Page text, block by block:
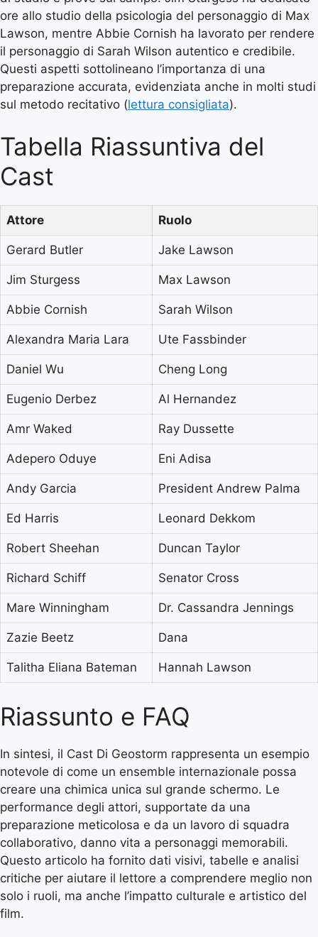
ore allo studio della psicologia del personaggio di Max
Lawson, mentre Abbie Cornish ha lavorato per rendere
il personaggio di Sarah Wilson autentico e credibile.
Questi aspetti sottolineano l’importanza di una
preparazione accurata, evidenziata anche in molti studi
sul metodo recitativo (lettura consigliata).
Tabella Riassuntiva del
Cast
Attore Ruolo
Gerard Butler Jake Lawson
Jim Sturgess Max Lawson
Abbie Cornish Sarah Wilson
Alexandra Maria Lara Ute Fassbinder
Daniel Wu Cheng Long
Eugenio Derbez Al Hernandez
Amr Waked Ray Dussette
Adepero Oduye Eni Adisa
Andy Garcia President Andrew Palma
Ed Harris Leonard Dekkom
Robert Sheehan Duncan Taylor
Richard Schiff Senator Cross
Mare Winningham Dr. Cassandra Jennings
Zazie Beetz Dana
Talitha Eliana Bateman Hannah Lawson
Riassunto e FAQ
In sintesi, il Cast Di Geostorm rappresenta un esempio
notevole di come un ensemble internazionale possa
creare una chimica unica sul grande schermo. Le
performance degli attori, supportate da una
preparazione meticolosa e da un lavoro di squadra
collaborativo, danno vita a personaggi memorabili.
Questo articolo ha fornito dati visivi, tabelle e analisi
critiche per aiutare il lettore a comprendere meglio non
solo i ruoli, ma anche l’impatto culturale e artistico del
film.